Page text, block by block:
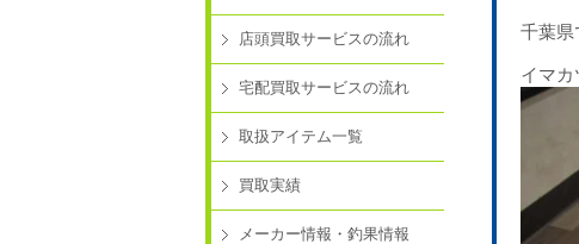
千葉県
イマカ
店頭買取サービスの流れ
宅配買取サービスの流れ
取扱アイテム一覧
買取実績
メーカー情報・釣果情報